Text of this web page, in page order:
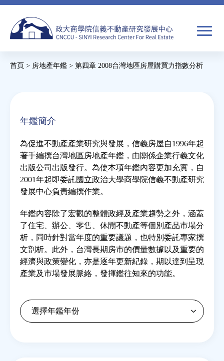
Jump
navigation
表
搜
焦點新聞
教育推廣
房市分析
研究獎勵
房地產年鑑
電子報
這
首頁 > 房地產年鑑 > 第四章 2008台灣地區房屋購買力指數分析
年鑑簡介
為促進不動產產業研究與發展，信義房屋自1996年起
著手編撰台灣地區房地產年鑑，由關係企業行義文化
出版公司出版發行。為使本項年鑑內容更加充實，自
2001年起即委託國立政治大學商學院信義不動產研究
發展中心負責編撰作業。
年鑑內容除了宏觀的整體政經及產業趨勢之外，涵蓋
了住宅、辦公、零售、休閒不動產等個別產品市場分
析，同時針對當年度的重要議題，也特別委託專家撰
文剖析。此外，台灣長期房市的價量數據以及重要的
經濟與政策變化，亦是逐年更新紀錄，期以達到呈現
產業及市場發展脈絡，發揮鑑往知來的功能。